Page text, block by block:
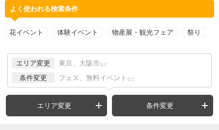
よく使われる検索条件
花イベント 体験イベント 物産展・観光フェア 祭り
エリア変更 東京、大阪市 など
条件変更 フェス、無料イベント など
エリア変更 条件変更